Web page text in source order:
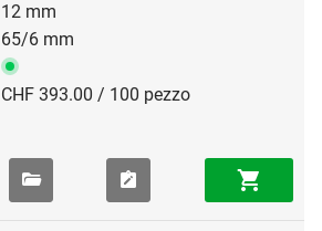
12 mm
65/6 mm
CHF 393.00 / 100 pezzo